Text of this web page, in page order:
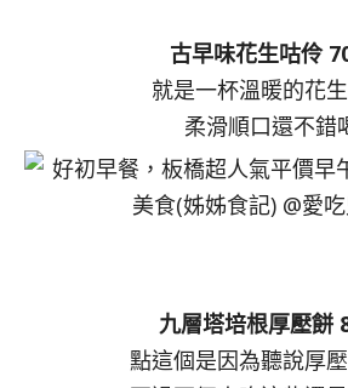
古早味花生咕伶
就是一杯溫暖的花
柔滑順口還不錯
九層塔培根厚壓餅
點這個是因為聽說厚